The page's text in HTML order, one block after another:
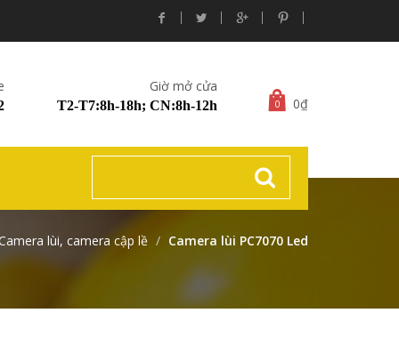
Giờ mở cửa
T2-T7:8h-18h; CN:8h-12h 0 0₫
lùi, camera cập lề Camera lùi PC7070 Led